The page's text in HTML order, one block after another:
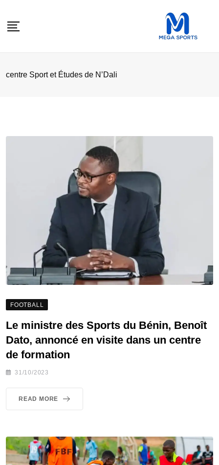
centre Sport et Études de N’Dali
FOOTBALL
Le ministre des Sports du Bénin, Benoît
Dato, annoncé en visite dans un centre
de formation
31/10/2023
READ MORE